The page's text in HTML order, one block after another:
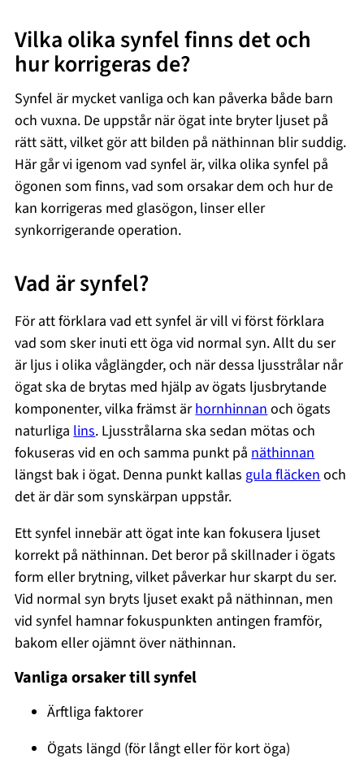
Vilka olika synfel finns det och
hur korrigeras de?
Synfel är mycket vanliga och kan påverka både barn
och vuxna. De uppstår när ögat inte bryter ljuset på
rätt sätt, vilket gör att bilden på näthinnan blir suddig.
Här går vi igenom vad synfel är, vilka olika synfel på
ögonen som finns, vad som orsakar dem och hur de
kan korrigeras med glasögon, linser eller
synkorrigerande operation.
Vad är synfel?
För att förklara vad ett synfel är vill vi först förklara
vad som sker inuti ett öga vid normal syn. Allt du ser
är ljus i olika våglängder, och när dessa ljusstrålar når
ögat ska de brytas med hjälp av ögats ljusbrytande
komponenter, vilka främst ärhornhinnan och ögats
naturliga lins. Ljusstrålarna ska sedan mötas och
fokuseras vid en och samma punkt på näthinnan
längst bak i ögat. Denna punkt kallas gula fläcken och
det är där som synskärpan uppstår.
Ett synfel innebär att ögat inte kan fokusera ljuset
korrekt på näthinnan. Det beror på skillnader i ögats
form eller brytning, vilket påverkar hur skarpt du ser.
Vid normal syn bryts ljuset exakt på näthinnan, men
vid synfel hamnar fokuspunkten antingen framför,
bakom eller ojämnt över näthinnan.
Vanliga orsaker till synfel
Ärftliga faktorer
Ögats längd (för långt eller för kort öga)